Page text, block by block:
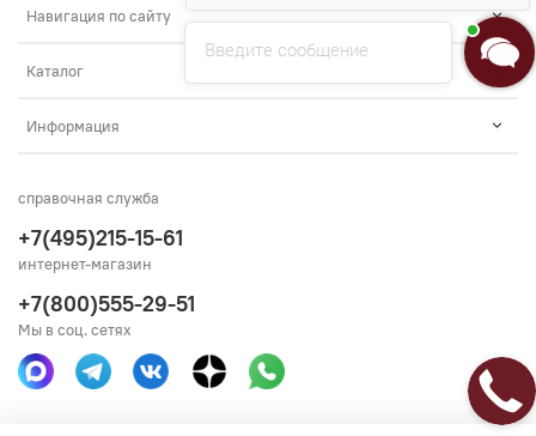
Навигация по сайту
Каталог
Информация
справочная служба
+7(495)215-15-61
интернет-магазин
+7(800)555-29-51
Мы в соц. сетях
Введите сообщение